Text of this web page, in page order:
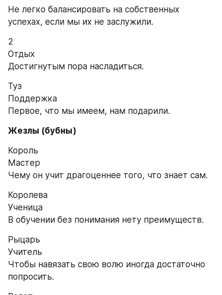
Не легко балансировать на собственных
успехах, если мы их не заслужили.
2
Отдых
Достигнутым пора насладиться.
Туз
Поддержка
Первое, что мы имеем, нам подарили.
Жезлы (бубны)
Король
Мастер
Чему он учит драгоценнее того, что знает сам.
Королева
Ученица
В обучении без понимания нету преимуществ.
Рыцарь
Учитель
Чтобы навязать свою волю иногда достаточно
попросить.